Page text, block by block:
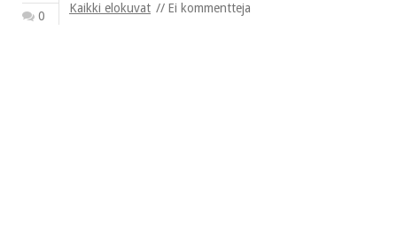
0
Kaikki elokuvat
Ei kommentteja